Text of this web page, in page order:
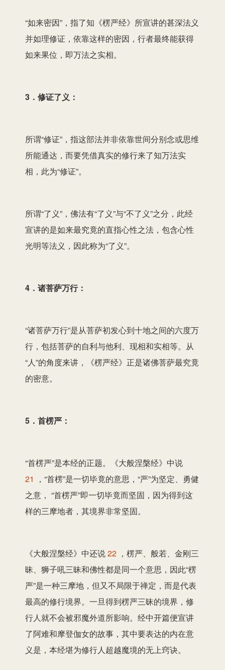
“如来密因”，指了知《楞严经》所宣讲的甚深法义
并如理修证，依靠这样的密因，行者最终能获得
如来果位，即万法之实相。
3．修证了义：
所谓“修证”，指这部法并非依靠世间分别念或思维
所能通达，而要凭借真实的修行来了知万法实
相，此为“修证”。
所谓“了义”，佛法有“了义”与“不了义”之分，此经
宣讲的是如来最究竟的直指心性之法，包含心性
光明等法义，因此称为“了义”。
4．诸菩萨万行：
“诸菩萨万行”是从菩萨初发心到十地之间的六度万
行，包括菩萨的自利与他利、现相和实相等。从
“人”的角度来讲，《楞严经》正是诸佛菩萨最究竟
的密意。
5．首楞严：
“首楞严”是本经的正题。《大般涅槃经》中说
21
，“首楞”是一切毕竟的意思，“严”为坚定、勇健
之意， “首楞严”即一切毕竟而坚固，因为得到这
样的三摩地者，其境界非常坚固。
《大般涅槃经》中还说22 ，楞严、般若、金刚三
昧、狮子吼三昧和佛性都是同一个意思，因此“楞
严”是一种三摩地，但又不局限于禅定，而是代表
最高的修行境界。一旦得到楞严三昧的境界，修
行人就不会被邪魔外道所影响。经中开篇便宣讲
了阿难和摩登伽女的故事，其中要表达的内在意
义是，本经堪为修行人超越魔境的无上窍诀。